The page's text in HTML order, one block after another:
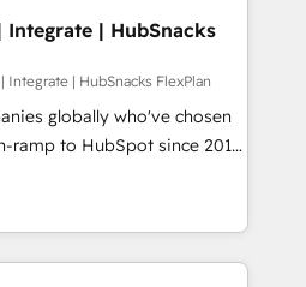
campaigns, content and
With our bright
and can-do mentality, we
daily basis. So tell us
you! Driving digital
Integrate | HubSnacks
Integrate | HubSnacks FlexPlan
globally who've chosen
ramp to HubSpot since 2014
that accelerate value...
New or Check-fixing existing
3️⃣ Integrate |